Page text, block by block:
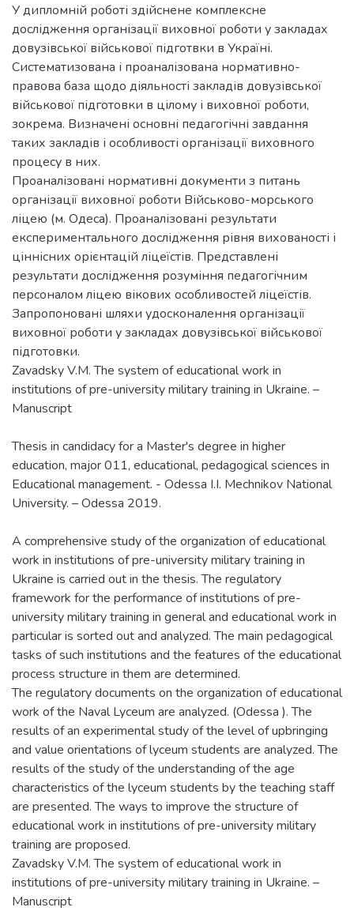
У дипломній роботі здійснене комплексне
дослідження організації виховної роботи у закладах
довузівської військової підготвки в Україні.
Систематизована і проаналізована нормативно-
правова база щодо діяльності закладів довузівської
військової підготовки в цілому і виховної роботи,
зокрема. Визначені основні педагогічні завдання
таких закладів і особливості організації виховного
процесу в них.
Проаналізовані нормативні документи з питань
організації виховної роботи Військово-морського
ліцею (м. Одеса). Проаналізовані результати
експериментального дослідження рівня вихованості і
ціннісних орієнтацій ліцеїстів. Представлені
результати дослідження розуміння педагогічним
персоналом ліцею вікових особливостей ліцеїстів.
Запропоновані шляхи удосконалення організації
виховної роботи у закладах довузівської військової
підготовки.
Zavadsky V.M. The system of educational work in
institutions of pre-university military training in Ukraine. –
Manuscript
Thesis in candidacy for a Master's degree in higher
education, major 011, educational, pedagogical sciences in
Educational management. - Odessa I.I. Mechnikov National
University. – Odessa 2019.
A comprehensive study of the organization of educational
work in institutions of pre-university military training in
Ukraine is carried out in the thesis. The regulatory
framework for the performance of institutions of pre-
university military training in general and educational work in
particular is sorted out and analyzed. The main pedagogical
tasks of such institutions and the features of the educational
process structure in them are determined.
The regulatory documents on the organization of educational
work of the Naval Lyceum are analyzed. (Odessa ). The
results of an experimental study of the level of upbringing
and value orientations of lyceum students are analyzed. The
results of the study of the understanding of the age
characteristics of the lyceum students by the teaching staff
are presented. The ways to improve the structure of
educational work in institutions of pre-university military
training are proposed.
Zavadsky V.M. The system of educational work in
institutions of pre-university military training in Ukraine. –
Manuscript